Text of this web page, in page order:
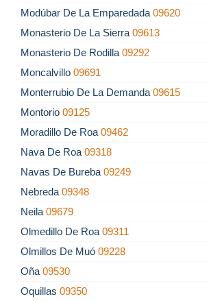
Modúbar De La Emparedada 09620
Monasterio De La Sierra 09613
Monasterio De Rodilla 09292
Moncalvillo 09691
Monterrubio De La Demanda 09615
Montorio 09125
Moradillo De Roa 09462
Nava De Roa 09318
Navas De Bureba 09249
Nebreda 09348
Neila 09679
Olmedillo De Roa 09311
Olmillos De Muó 09228
Oña 09530
Oquillas 09350